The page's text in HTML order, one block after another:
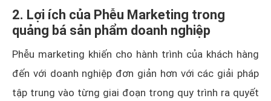
2. Lợi ích của Phễu Marketing trong
quảng bá sản phẩm doanh nghiệp
Phễu marketing khiến cho hành trình của khách hàng
đến với doanh nghiệp đơn giản hơn với các giải pháp
tập trung vào từng giai đoạn trong quy trình ra quyết